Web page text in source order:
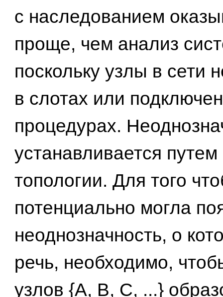
с наследованием
проще, чем анализ
поскольку узлы в сети
в слотах или
процедурах.
устанавливается
топологии. Для того
потенциально могла
неоднозначность, о
речь, необходимо,
узлов {А, В, С, ...}